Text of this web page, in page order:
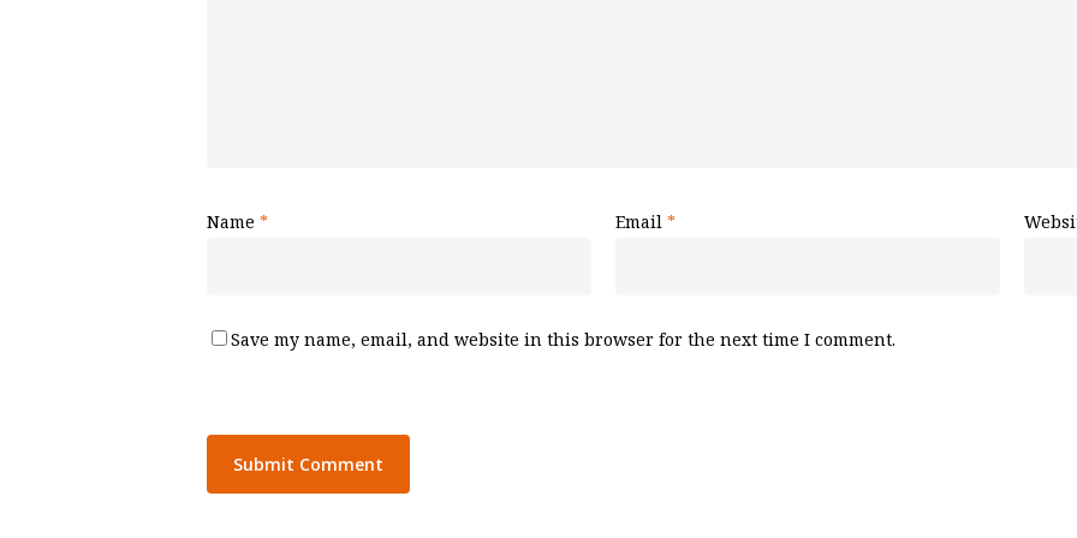
Name * Email *
Save my name, email, and website in this browser for the next time I comment.